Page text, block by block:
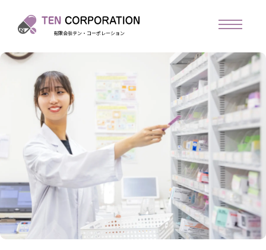
有限会社テン・コーポレーション